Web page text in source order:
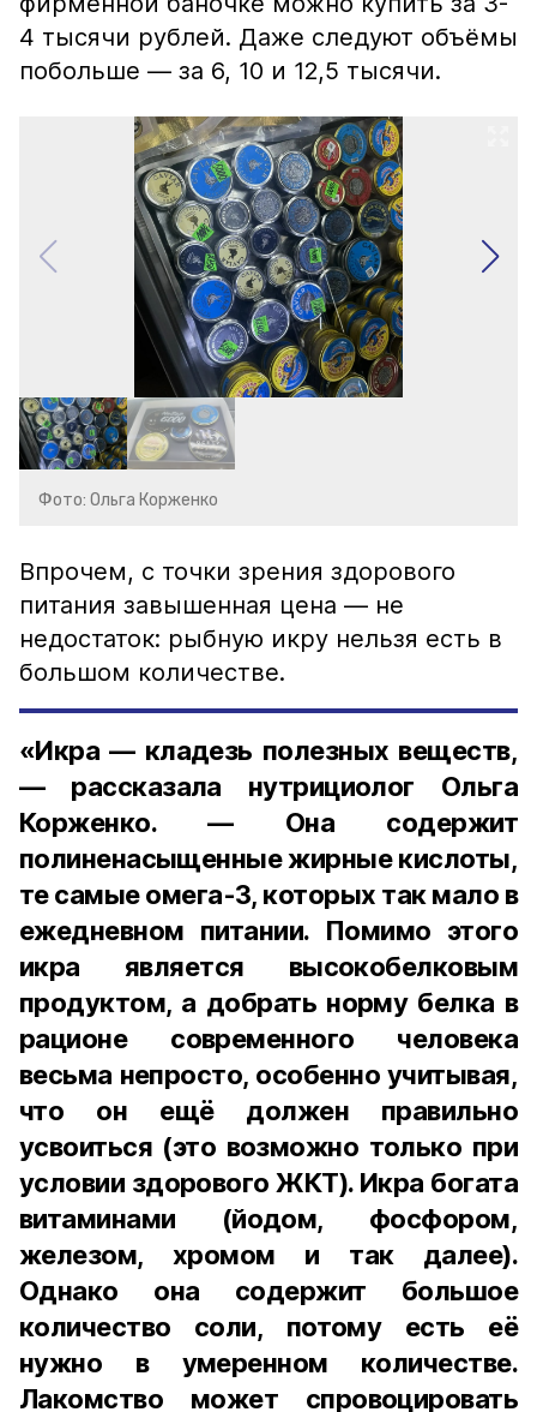
4 тысячи рублей. Даже следуют объёмы
побольше — за 6, 10 и 12,5 тысячи.
Фото: Ольга Корженко
Впрочем, с точки зрения здорового
питания завышенная цена — не
недостаток: рыбную икру нельзя есть в
большом количестве.
«Икра — кладезь полезных веществ,
— рассказала нутрициолог Ольга
Корженко. — Она содержит
полиненасыщенные жирные кислоты,
те самые омега-3, которых так мало в
ежедневном питании. Помимо этого
икра является высокобелковым
продуктом, а добрать норму белка в
рационе современного человека
весьма непросто, особенно учитывая,
что он ещё должен правильно
усвоиться (это возможно только при
условии здорового ЖКТ). Икра богата
витаминами (йодом, фосфором,
железом, хромом и так далее).
Однако она содержит большое
количество соли, потому есть её
нужно в умеренном количестве.
Лакомство может спровоцировать